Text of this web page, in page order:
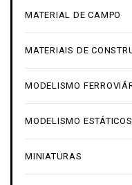
MATERIAL DE CAMPO
MATERIAIS DE
MODELISMO
MODELISMO
MINIATURAS